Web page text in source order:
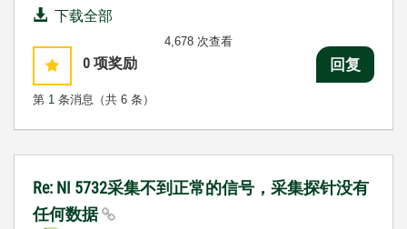
下载全部
0 项奖励
第 1 条消息（共 6 条）
4,678 次查看
回复
Re: NI 5732采集不到正常的信号，采集探针没有
任何数据